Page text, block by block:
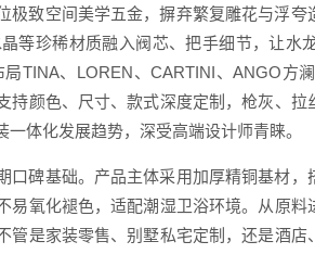
极致空间美学五金，摒弃繁复雕花与浮
等珍稀材质融入阀芯、把手细节，让水
TINA、LOREN、CARTINI、ANGO方
颜色、尺寸、款式深度定制，枪灰、拉
体化发展趋势，深受高端设计师青睐。
口碑基础。产品主体采用加厚精铜基材
易氧化褪色，适配潮湿卫浴环境。从原
管是家装零售、别墅私宅定制，还是酒